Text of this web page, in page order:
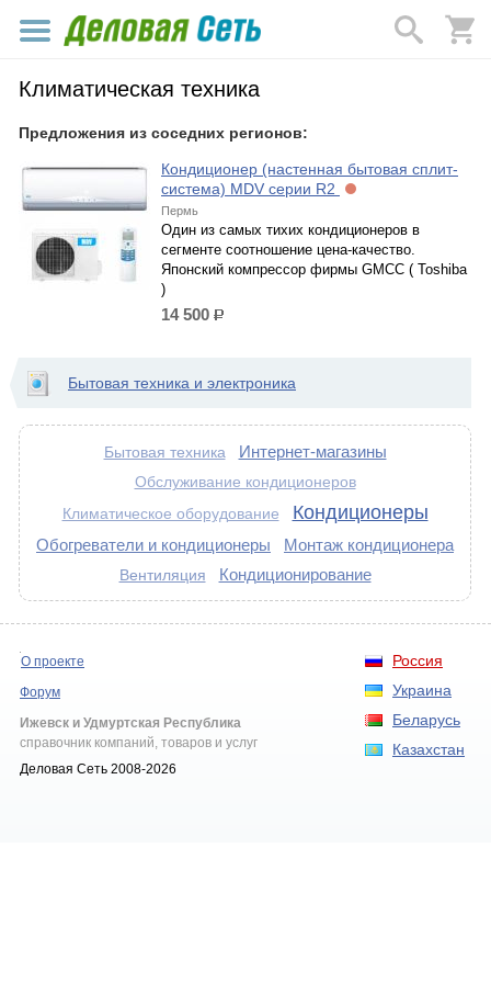
Климатическая техника
Предложения из соседних регионов:
Кондиционер (настенная бытовая сплит-
система) MDV серии R2
Пермь
Один из самых тихих кондиционеров в
сегменте соотношение цена-качество.
Японский компрессор фирмы GMCC ( Toshiba
)
14 500 р.
Бытовая техника и электроника
Бытовая техника Интернет-магазины
Обслуживание кондиционеров
Климатическое оборудование
Кондиционеры
Обогреватели и кондиционеры Монтаж кондиционера
Вентиляция Кондиционирование
Россия
Украина
Беларусь
Казахстан
О проекте
Форум
Ижевск и Удмуртская Республика
справочник компаний, товаров и услуг
Деловая Сеть 2008-2026